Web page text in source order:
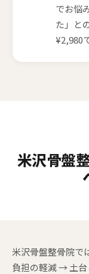
でお悩
た」と
¥2,980
米沢骨盤
米沢骨盤整骨院で
負担の軽減 → 土